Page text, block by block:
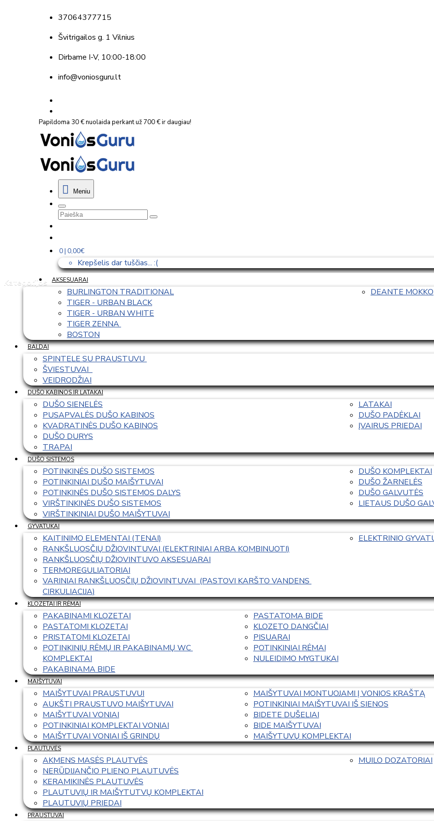
37064377715
Švitrigailos g. 1 Vilnius
Dirbame I-V, 10:00-18:00
info@voniosguru.lt
Papildoma 30 € nuolaida perkant už 700 € ir daugiau!
Meniu
0 | 0,00€
Krepšelis dar tuščias... :(
Kategorijos
AKSESUARAI
BURLINGTON TRADITIONAL
TIGER - URBAN BLACK
TIGER - URBAN WHITE
TIGER ZENNA
BOSTON
DEANTE MOKKO
BALDAI
SPINTELE SU PRAUSTUVU
ŠVIESTUVAI
VEIDRODŽIAI
DUŠO KABINOS IR LATAKAI
DUŠO SIENELĖS
PUSAPVALĖS DUŠO KABINOS
KVADRATINĖS DUŠO KABINOS
DUŠO DURYS
TRAPAI
LATAKAI
DUŠO PADĖKLAI
ĮVAIRUS PRIEDAI
DUŠO SISTEMOS
POTINKINĖS DUŠO SISTEMOS
POTINKINIAI DUŠO MAIŠYTUVAI
POTINKINĖS DUŠO SISTEMOS DALYS
VIRŠTINKINĖS DUŠO SISTEMOS
VIRŠTINKINIAI DUŠO MAIŠYTUVAI
DUŠO KOMPLEKTAI
DUŠO ŽARNELĖS
DUŠO GALVUTĖS
LIETAUS DUŠO
GYVATUKAI
KAITINIMO ELEMENTAI (TENAI)
RANKŠLUOSČIŲ DŽIOVINTUVAI (ELEKTRINIAI ARBA KOMBINUOTI)
RANKŠLUOSČIŲ DŽIOVINTUVO AKSESUARAI
TERMOREGULIATORIAI
VARINIAI RANKŠLUOSČIŲ DŽIOVINTUVAI  (PASTOVI KARŠTO VANDENS
CIRKULIACIJA)
ELEKTRINIO
KLOZETAI IR RĖMAI
PAKABINAMI KLOZETAI
PASTATOMI KLOZETAI
PRISTATOMI KLOZETAI
POTINKINIŲ RĖMŲ IR PAKABINAMŲ WC
KOMPLEKTAI
PAKABINAMA BIDE
PASTATOMA BIDE
KLOZETO DANGČIAI
PISUARAI
POTINKINIAI RĖMAI
NULEIDIMO MYGTUKAI
MAIŠYTUVAI
MAIŠYTUVAI PRAUSTUVUI
AUKŠTI PRAUSTUVO MAIŠYTUVAI
MAIŠYTUVAI VONIAI
POTINKINIAI KOMPLEKTAI VONIAI
MAIŠYTUVAI VONIAI IŠ GRINDŲ
MAIŠYTUVAI MONTUOJAMI Į VONIOS KRAŠTĄ
POTINKINIAI MAIŠYTUVAI IŠ SIENOS
BIDETE DUŠELIAI
BIDE MAIŠYTUVAI
MAIŠYTUVŲ KOMPLEKTAI
PLAUTUVĖS
AKMENS MASĖS PLAUTVĖS
NERŪDIJANČIO PLIENO PLAUTUVĖS
KERAMIKINĖS PLAUTUVĖS
PLAUTUVIŲ IR MAIŠYTUTVŲ KOMPLEKTAI
PLAUTUVIŲ PRIEDAI
MUILO DOZATORIAI
PRAUSTUVAI